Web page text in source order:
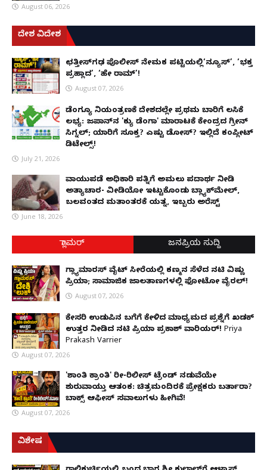
August 06, 2026
ದೇಶ ವಿದೇಶ
ಛತ್ತೀಸ್‌ಗಢ ಪೊಲೀಸ್ ನೇಮಕ ಪಟ್ಟಿಯಲ್ಲಿ‘ನ್ಯೂಸ್’, ‘ಭಕ್ತ
ಪ್ರಹ್ಲಾದ’, ‘ಹೇ ರಾಮ್’!
August 07, 2026
ಡೆಂಗ್ಯೂ ನಿಯಂತ್ರಣಕ್ಕೆ ದೇಶದಲ್ಲೇ ಪ್ರಥಮ ಬಾರಿಗೆ ಲಸಿಕೆ
ಲಭ್ಯ: ಜಪಾನ್‌ನ 'ಕ್ಯು ಡೆಂಗಾ' ಮಾರಾಟಕ್ಕೆ ಕೇಂದ್ರದ ಗ್ರೀನ್
ಸಿಗ್ನಲ್; ಯಾರಿಗೆ ಸೂಕ್ತ? ಎಷ್ಟು ಡೋಸ್? ಇಲ್ಲಿದೆ ಕಂಪ್ಲೀಟ್
ಡಿಟೇಲ್ಸ್!
July 21, 2026
ವಾಯುಪಡೆ ಅಧಿಕಾರಿ ಪತ್ನಿಗೆ ಅಮಲು ಪದಾರ್ಥ ನೀಡಿ
ಅತ್ಯಾಚಾರ- ವೀಡಿಯೋ ಇಟ್ಟುಕೊಂಡು ಬ್ಲ್ಯಾಕ್‌ಮೇಲ್,
ಬಲವಂತದ ಮತಾಂತರಕ್ಕೆ ಯತ್ನ, ಇಬ್ಬರು ಅರೆಸ್ಟ್
June 18, 2026
ಗ್ಲಾಮರ್ ಜನಪ್ರಿಯ ಸುದ್ದಿ
ಗ್ಲ್ಯಾಮಾರಸ್ ವೈಟ್‌ ಸೀರೆಯಲ್ಲಿ ಕಣ್ಮನ ಸೆಳೆದ ನಟಿ ವಿಷ್ಣು
ಪ್ರಿಯಾ; ಸಾಮಾಜಿಕ ಜಾಲತಾಣಗಳಲ್ಲಿ ಫೋಟೋ ವೈರಲ್!
August 07, 2026
ಕೇಸರಿ ಉಡುಪಿನ ಬಗೆಗೆ ಕೇಳಿದ ಮಾಧ್ಯಮದ ಪ್ರಶ್ನೆಗೆ ಖಡಕ್
ಉತ್ತರ ನೀಡಿದ ನಟಿ ಪ್ರಿಯಾ ಪ್ರಕಾಶ್ ವಾರಿಯರ್! Priya
Prakash Varrier
August 07, 2026
'ಶಾಂತಿ ಕ್ರಾಂತಿ' ರೀ-ರಿಲೀಸ್ ಟ್ರೆಂಡ್ ನಡುವೆಯೇ
ಶುರುವಾಯ್ತು ಆತಂಕ: ಚಿತ್ರಮಂದಿರಕ್ಕೆ ಪ್ರೇಕ್ಷಕರು ಬರ್ತಾರಾ?
ಬಾಕ್ಸ್ ಆಫೀಸ್ ಸವಾಲುಗಳು ಹೀಗಿವೆ!
August 07, 2026
ವಿಶೇಷ